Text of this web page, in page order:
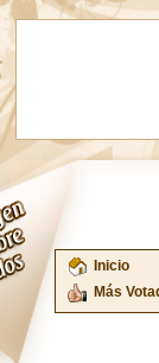
Inicio
Más